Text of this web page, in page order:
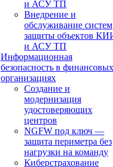
и АСУ ТП
Внедрение и
обслуживание систем
защиты объектов
и АСУ ТП
Информационная
безопасность в финансовых
организациях
Создание и
модернизация
удостоверяющих
центров
NGFW под ключ —
защита периметра без
нагрузки на команду
Киберстрахование